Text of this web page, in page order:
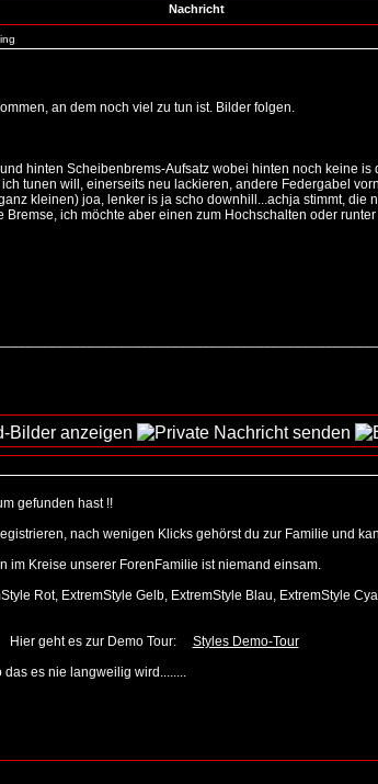
Nachricht
an dem noch viel zu tun ist. Bilder folgen.
hinten Scheibenbrems-Aufsatz wobei hinten noch keine
tunen will, einerseits neu lackieren, andere Federgabel
kleinen) joa, lenker is ja scho downhill...achja stimmt, die
ich möchte aber einen zum Hochschalten oder
gefunden hast !!
nach wenigen Klicks gehörst du zur Familie und
im Kreise unserer ForenFamilie ist niemand einsam.
Rot, ExtremStyle Gelb, ExtremStyle Blau, ExtremStyle
Hier geht es zur Demo Tour: Styles Demo-Tour
es nie langweilig wird........